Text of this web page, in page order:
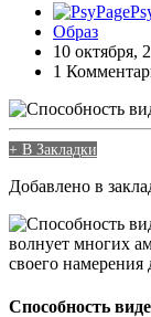
Образ
10 октября,
1
+ В Закладки
Добавлено в
волнует многих
своего намерения
Способность